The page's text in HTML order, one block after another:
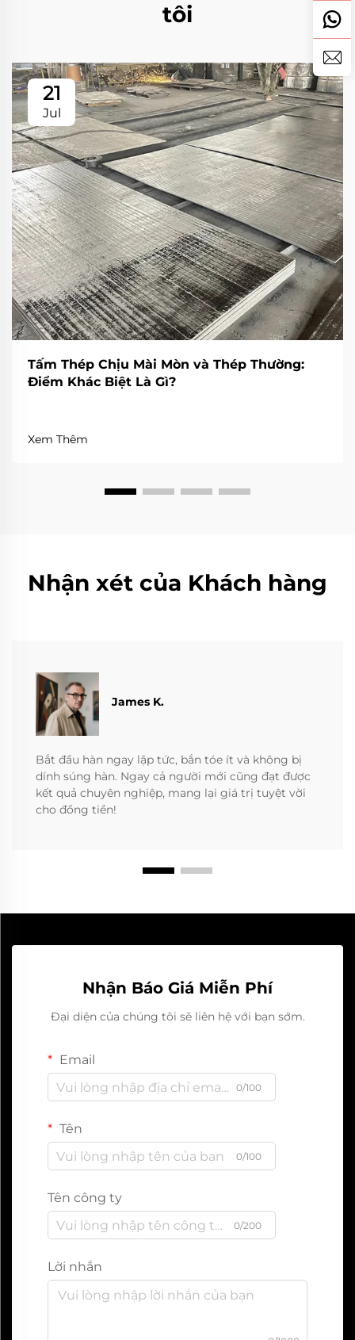
tôi
21
Jul
Tấm Thép Chịu Mài Mòn và Thép Thường:
Điểm Khác Biệt Là Gì?
Xem Thêm
Nhận xét của Khách hàng
James K.
Bắt đầu hàn ngay lập tức, bắn tóe ít và không bị
dính súng hàn. Ngay cả người mới cũng đạt được
kết quả chuyên nghiệp, mang lại giá trị tuyệt vời
cho đồng tiền!
Nhận Báo Giá Miễn Phí
Đại diện của chúng tôi sẽ liên hệ với bạn sớm.
Email
0/100
Tên
0/100
Tên công ty
0/200
Lời nhắn